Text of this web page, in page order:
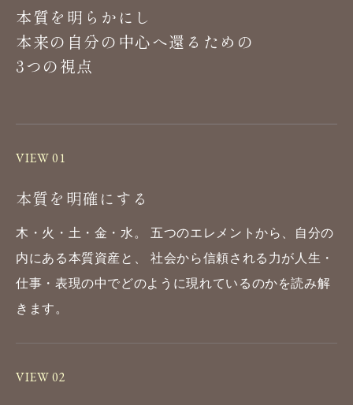
本質を明らかにし
本来の自分の中心へ還るための
3つの視点
VIEW 01
本質を明確にする
木・火・土・金・水。 五つのエレメントから、
自分の
内にある本質資産と、
社会から信頼される力が 人生・
仕事・表現の中でどのように現れているのかを読み解
きます。
VIEW 02